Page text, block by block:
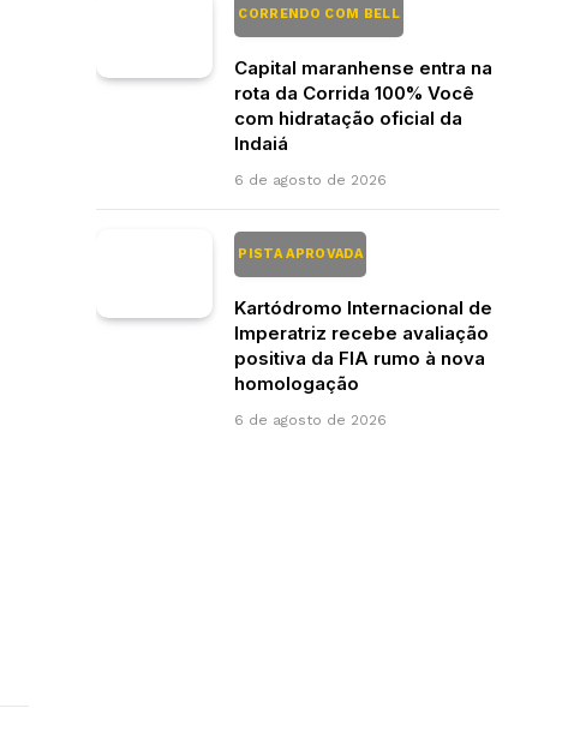
CORRENDO COM BELL
Capital maranhense entra na
rota da Corrida 100% Você
com hidratação oficial da
Indaiá
6 de agosto de 2026
PISTA APROVADA
Kartódromo Internacional de
Imperatriz recebe avaliação
positiva da FIA rumo à nova
homologação
6 de agosto de 2026